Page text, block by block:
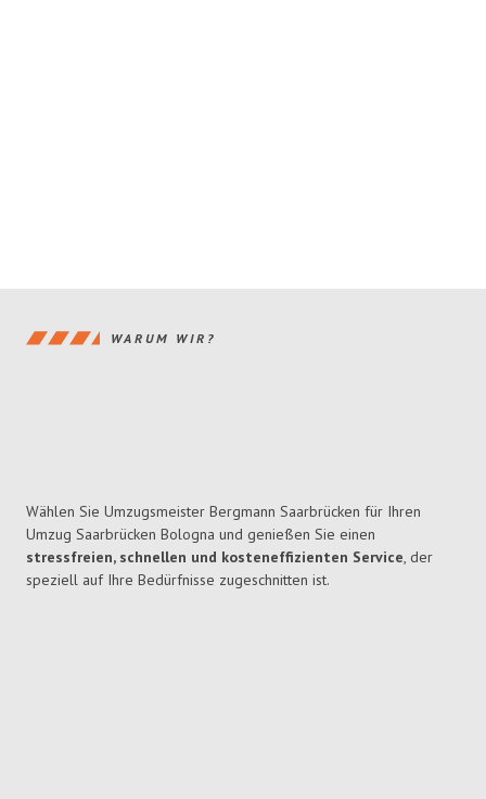
WARUM WIR?
Wählen Sie Umzugsmeister Bergmann Saarbrücken für Ihren
Umzug Saarbrücken Bologna und genießen Sie einen
stressfreien, schnellen und kosteneffizienten Service, der
speziell auf Ihre Bedürfnisse zugeschnitten ist.